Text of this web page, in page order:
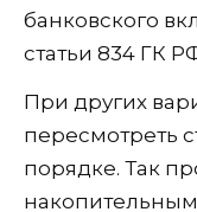
банковского
статьи 834 ГК
При других
пересмотреть
порядке. Так